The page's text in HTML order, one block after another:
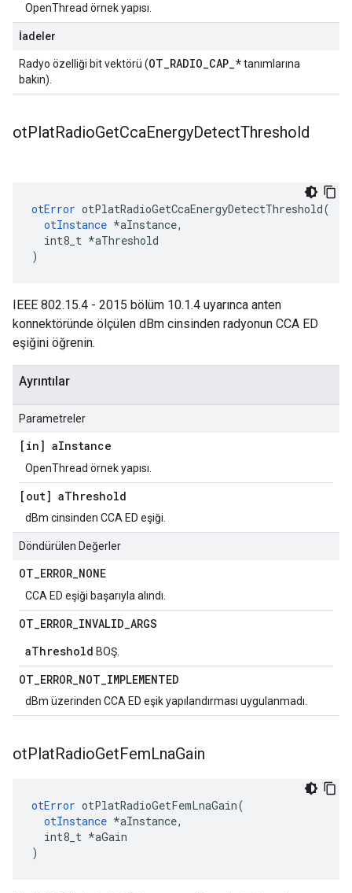
OpenThread örnek yapısı.
İadeler
Radyo özelliği bit vektörü (OT_RADIO_CAP_*tanımlarına
bakın).
otPlatRadioGetCcaEnergyDetectThreshold
otError otPlatRadioGetCcaEnergyDetectThreshold(
otInstance *aInstance,
int8_t *aThreshold
)
IEEE 802.15.4 - 2015 bölüm 10.1.4 uyarınca anten
konnektöründe ölçülen dBm cinsinden radyonun CCA ED
eşiğini öğrenin.
Ayrıntılar
Parametreler
[in] aInstance
OpenThread örnek yapısı.
[out] aThreshold
dBm cinsinden CCA ED eşiği.
Döndürülen Değerler
OT_ERROR_NONE
CCA ED eşiği başarıyla alındı.
OT_ERROR_INVALID_ARGS
aThreshold BOŞ.
OT_ERROR_NOT_IMPLEMENTED
dBm üzerinden CCA ED eşik yapılandırması uygulanmadı.
otPlatRadioGetFemLnaGain
otError otPlatRadioGetFemLnaGain(
otInstance *aInstance,
int8_t *aGain
)